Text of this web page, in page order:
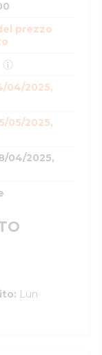
prezzo
04/2025,
05/2025,
04/2025,
: Lun